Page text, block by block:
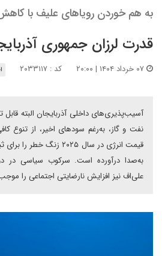
به هم خوردن رویاهای علیف با
قدرت لرزان جمهوری
کد : ۲۰۳۳۱۱۷
آسیب‌پذیری‌های داخلی آذربایجان البته
نفت و گاز، به‌رغم سودهای اخیر، از تنوع
قیمت انرژی در سال ۲۰۲۵
به‌صدا درآورده است. سرکوب سیاسی در
علی‌اف نیز افزایش نارضایتی اجتماعی را